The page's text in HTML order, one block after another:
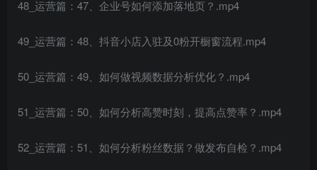
48_运营篇：47、企业号如何添加落地页？.mp4
49_运营篇：48、抖音小店入驻及0粉开橱窗流程.mp4
50_运营篇：49、如何做视频数据分析优化？.mp4
51_运营篇：50、如何分析高赞时刻，提高点赞率？.mp4
52_运营篇：51、如何分析粉丝数据？做发布自检？.mp4